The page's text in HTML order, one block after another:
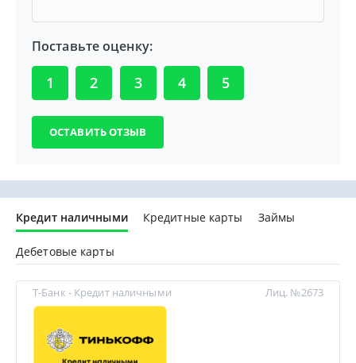
Поставьте оценку:
1 2 3 4 5
Кредит наличными Кредитные карты Займы
Дебетовые карты
Т-Банк - Кредит наличными Лиц. №2673